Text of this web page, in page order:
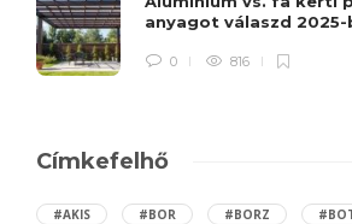
anyagot válaszd 2025-
0 816
Címkefelhő
#AKIS #BOR #BORZ